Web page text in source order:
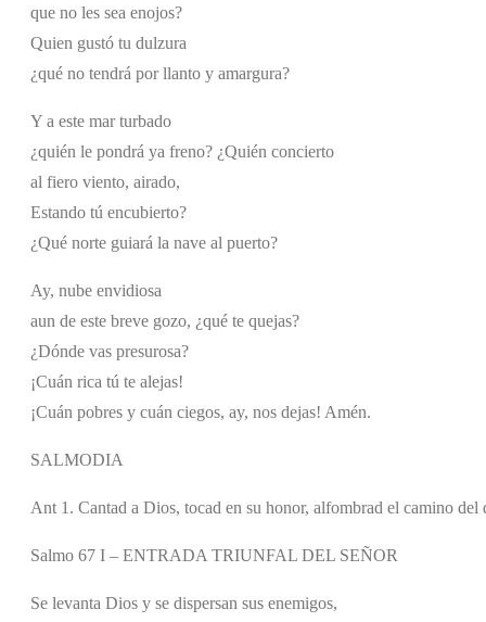
que no les sea enojos?
Quien gustó tu dulzura
¿qué no tendrá por llanto y amargura?
Y a este mar turbado
¿quién le pondrá ya freno? ¿Quién concierto
al fiero viento, airado,
Estando tú encubierto?
¿Qué norte guiará la nave al puerto?
Ay, nube envidiosa
aun de este breve gozo, ¿qué te quejas?
¿Dónde vas presurosa?
¡Cuán rica tú te alejas!
¡Cuán pobres y cuán ciegos, ay, nos dejas! Amén.
SALMODIA
Ant 1. Cantad a Dios, tocad en su honor, alfombrad el camino del
Salmo 67 I – ENTRADA TRIUNFAL DEL SEÑOR
Se levanta Dios y se dispersan sus enemigos,